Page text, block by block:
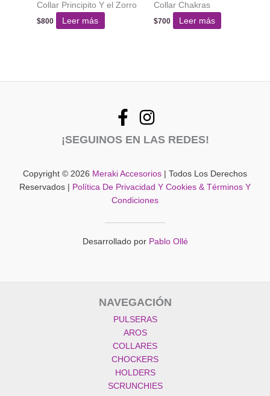
Collar Principito Y el Zorro
$800 Leer más
Collar Chakras
$700 Leer más
¡SEGUINOS EN LAS REDES!
Copyright © 2026 Meraki Accesorios | Todos Los Derechos
Reservados |
Política De Privacidad Y Cookies & Términos Y
Condiciones
Desarrollado por Pablo Ollé
NAVEGACIÓN
PULSERAS
AROS
COLLARES
CHOCKERS
HOLDERS
SCRUNCHIES